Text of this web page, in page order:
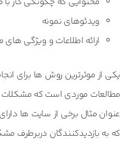
ویدئوهای نمونه
ارائه اطلاعات و ویژگی
یکی از موثرترین روش ها برای
مطالعات موردی است که مشکلات
عنوان مثال برخی از سایت ها
که به بازدیدکنندگان دربرطرف